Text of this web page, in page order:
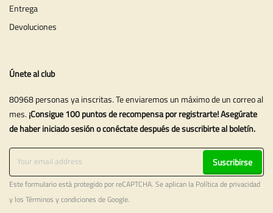
Entrega
Devoluciones
Únete al club
80968 personas ya inscritas. Te enviaremos un máximo de un correo al
mes. ¡Consigue 100 puntos de recompensa por registrarte! Asegúrate
de haber iniciado sesión o conéctate después de suscribirte al boletín.
Suscribirse
Este formulario está protegido por reCAPTCHA. Se aplican la Política de privacidad
y los Términos y condiciones de Google.